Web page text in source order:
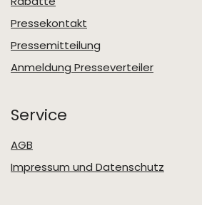
Pressekontakt
Pressemitteilung
Anmeldung Presseverteiler
Service
AGB
Impressum und Datenschutz